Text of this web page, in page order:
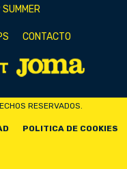
SUMMER
CONTACTO
RESERVADOS.
POLITICA DE COOKIES